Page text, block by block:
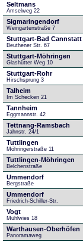
Seltmans
Amselweg 22
Sigmaringendorf
Weingartenstraße 7
Stuttgart-Bad Cannstatt
Beuthener Str. 67
Stuttgart-Möhringen
Glashütter Weg 10
Stuttgart-Rohr
Hirschsprung 3
Talheim
Im Schecken 21
Tannheim
Eggmannstr. 42
Tettnang-Ramsbach
Jahnstr. 24/1
Tuttlingen
Möhringerstraße 11
Tuttlingen-Möhringen
Belchenstraße
Ummendorf
Bergstraße
Ummendorf
Friedrich-Schiller-Str.
Vogt
Mühlwies 18
Warthausen-Oberhöfen
Panoramaweg